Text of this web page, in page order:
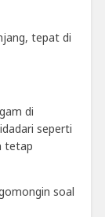
tepat di
di
seperti
tetap
soal